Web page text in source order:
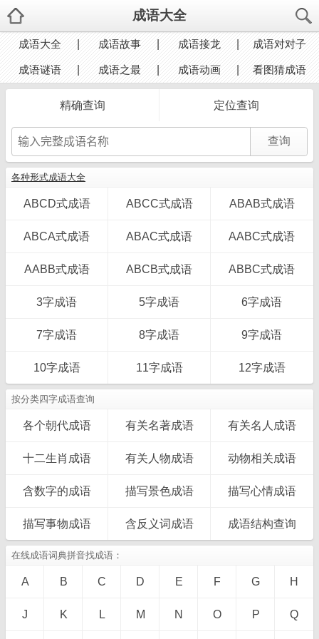
成语大全
成语大全 成语故事 成语接龙 成语对对子
成语谜语 成语之最 成语动画 看图猜成语
精确查询 定位查询
各种形式成语大全
ABCD式成语 ABCC式成语 ABAB式成语
ABCA式成语 ABAC式成语 AABC式成语
AABB式成语 ABCB式成语 ABBC式成语
3字成语 5字成语 6字成语
7字成语 8字成语 9字成语
10字成语 11字成语 12字成语
按分类四字成语查询
各个朝代成语 有关名著成语 有关名人成语
十二生肖成语 有关人物成语 动物相关成语
含数字的成语 描写景色成语 描写心情成语
描写事物成语 含反义词成语 成语结构查询
在线成语词典拼音找成语：
A B C D E F G H
J K L M N O P Q